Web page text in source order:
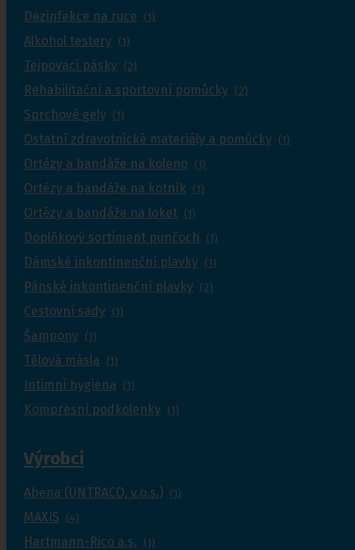
Dezinfekce na ruce (1)
Alkohol testery (1)
Tejpovací pásky (2)
Rehabilitační a sportovní pomůcky (2)
Sprchové gely (1)
Ostatní zdravotnické materiály a pomůcky (1)
Ortézy a bandáže na koleno (1)
Ortézy a bandáže na kotník (1)
Ortézy a bandáže na loket (1)
Doplňkový sortiment punčoch (1)
Dámské inkontinenční plavky (1)
Pánské inkontinenční plavky (2)
Cestovní sady (1)
Šampony (1)
Tělová másla (1)
Intimní hygiena (1)
Kompresní podkolenky (1)
Výrobci
Abena (UNTRACO, v.o.s.) (1)
MAXIS (4)
Hartmann-Rico a.s. (1)